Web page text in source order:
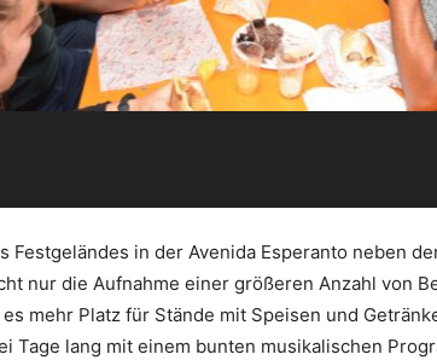
Festgeländes in der Avenida Esperanto neben
nur die Aufnahme einer größeren Anzahl von
mehr Platz für Stände mit Speisen und
Tage lang mit einem bunten musikalischen